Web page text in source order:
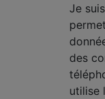
Je
des
utilise